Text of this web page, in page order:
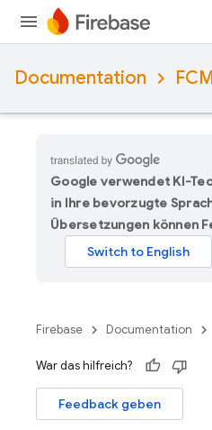
Documentation
Google verwendet KI-
in Ihre bevorzugte
Übersetzungen können
Firebase Documentation
War das hilfreich?
Feedback geben